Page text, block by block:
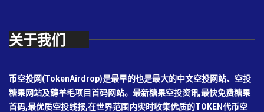
关于我们
币空投网(TokenAirdrop)是最早的也是最大的中文空投网站、空投
糖果网站及薅羊毛项目首码网站。最新糖果空投资讯,最快免费糖果
首码,最优质空投线报,在世界范围内实时收集优质的TOKEN代币空